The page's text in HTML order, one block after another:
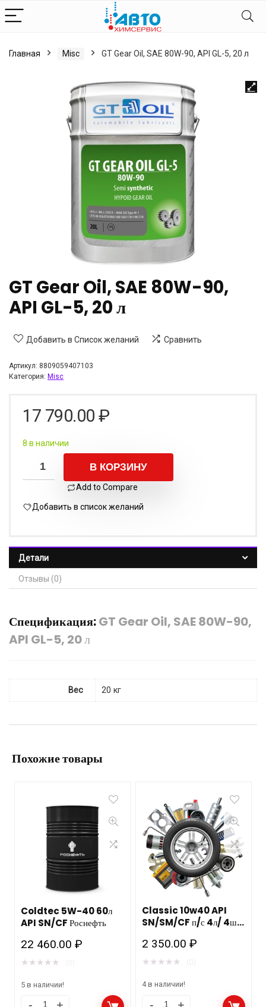
Главная Misc GT Gear Oil, SAE 80W-90, API GL-5, 20 л
GT Gear Oil, SAE 80W-90,
API GL-5, 20 л
Добавить в Список желаний Сравнить
Артикул: 8809059407103
Категория: Misc
17 790.00 ₽
8 в наличии
В КОРЗИНУ
Add to Compare
Добавить в список желаний
Детали
Отзывы (0)
Спецификация:GT Gear Oil, SAE 80W-90,
API GL-5, 20 л
Вес 20 кг
Похожие товары
Coldtec 5W-40 60л
API SN/CF Роснефть
22 460.00₽
★ ★ ★ ★ ★
5 в наличии!
Classic 10w40 API
SN/SM/CF п/с 4л/ 4шт
2 350.00₽
★ ★ ★ ★ ★
4 в наличии!